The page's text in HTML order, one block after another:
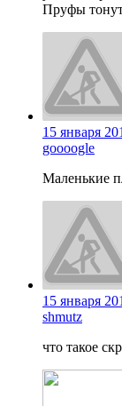
Пруфы
15 января
goooogle
Маленькие
15 января
shmutz
что такое